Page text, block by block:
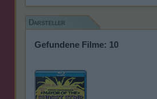
Darsteller
Gefundene Filme: 10